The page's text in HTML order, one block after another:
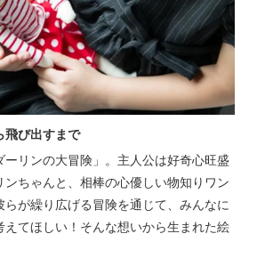
飛び出すまで
リンの大冒険」。主人公は好奇心旺盛
ンちゃんと、相棒の心優しい物知りワン
らが繰り広げる冒険を通じて、みんなに
えてほしい！そんな想いから生まれた絵